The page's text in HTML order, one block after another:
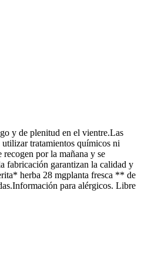
y de plenitud en el vientre.Las
tratamientos químicos ni
por la mañana y se
fabricación garantizan la calidad y
herba 28 mgplanta fresca ** de
para alérgicos. Libre